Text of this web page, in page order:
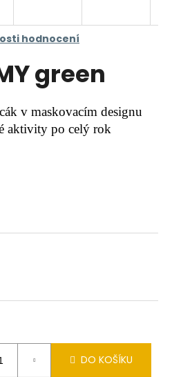
hodnocení
green
v maskovacím designu
aktivity po celý rok
DO KOŠÍKU